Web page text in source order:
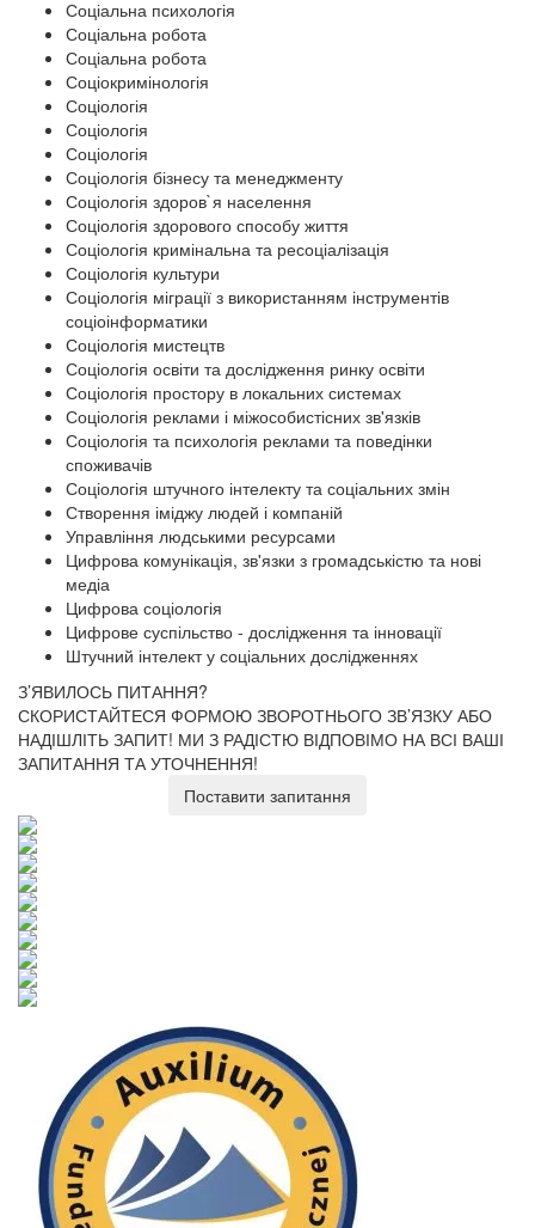
Соціальна психологія
Соціальна робота
Соціальна робота
Соціокримінологія
Соціологія
Соціологія
Соціологія
Соціологія бізнесу та менеджменту
Соціологія здоров`я населення
Соціологія здорового способу життя
Соціологія кримінальна та ресоціалізація
Соціологія культури
Соціологія міграції з використанням інструментів
соціоінформатики
Соціологія мистецтв
Соціологія освіти та дослідження ринку освіти
Соціологія простору в локальних системах
Соціологія реклами і міжособистісних зв'язків
Соціологія та психологія реклами та поведінки
споживачів
Соціологія штучного інтелекту та соціальних змін
Створення іміджу людей і компаній
Управління людськими ресурсами
Цифрова комунікація, зв'язки з громадськістю та нові
медіа
Цифрова соціологія
Цифрове суспільство - дослідження та інновації
Штучний інтелект у соціальних дослідженнях
З’ЯВИЛОСЬ ПИТАННЯ?
СКОРИСТАЙТЕСЯ ФОРМОЮ ЗВОРОТНЬОГО ЗВ’ЯЗКУ АБО
НАДІШЛІТЬ ЗАПИТ! МИ З РАДІСТЮ ВІДПОВІМО НА ВСІ ВАШІ
ЗАПИТАННЯ ТА УТОЧНЕННЯ!
Поставити запитання